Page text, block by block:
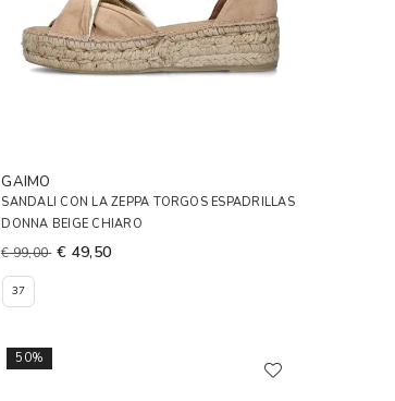
GAIMO
SANDALI CON LA ZEPPA TORGOS ESPADRILLAS
DONNA BEIGE CHIARO
€ 99,00 € 49,50
37
50%